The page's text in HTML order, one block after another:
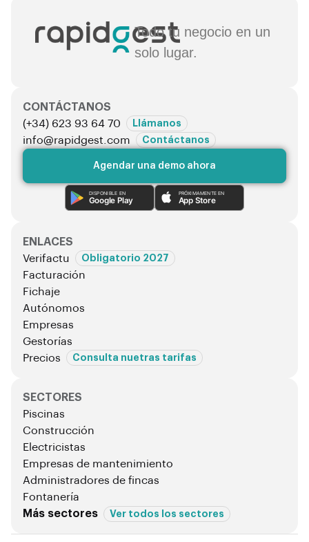
Todo tu negocio en un
solo lugar.
CONTÁCTANOS
(+34) 623 93 64 70
Llámanos
info@rapidgest.com Contáctanos
Agendar una demo ahora
DISPONIBLE EN
Google Play
PRÓXIMAMENTE EN
App Store
ENLACES
Verifactu
Obligatorio 2027
Facturación
Fichaje
Autónomos
Empresas
Gestorías
Precios
Consulta nuetras tarifas
SECTORES
Piscinas
Construcción
Electricistas
Empresas de mantenimiento
Administradores de fincas
Fontanería
Más sectores
Ver todos los sectores